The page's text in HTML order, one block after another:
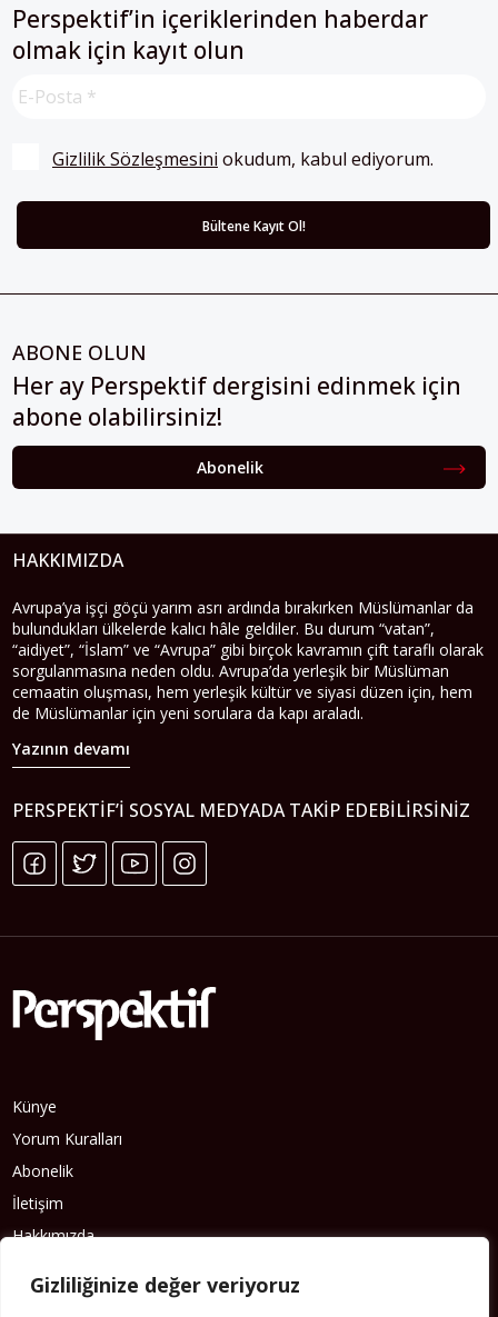
Gizliliğinize değer veriyoruz
Perspektif’in içeriklerinden haberdar
olmak için kayıt olun
Gizlilik Sözleşmesini okudum, kabul ediyorum.
ABONE OLUN
Her ay Perspektif dergisini edinmek için
abone olabilirsiniz!
Abonelik
HAKKIMIZDA
Avrupa’ya işçi göçü yarım asrı ardında bırakırken Müslümanlar da
bulundukları ülkelerde kalıcı hâle geldiler. Bu durum “vatan”,
“aidiyet”, “İslam” ve “Avrupa” gibi birçok kavramın çift taraflı olarak
sorgulanmasına neden oldu. Avrupa’da yerleşik bir Müslüman
cemaatin oluşması, hem yerleşik kültür ve siyasi düzen için, hem
de Müslümanlar için yeni sorulara da kapı araladı.
Yazının devamı
PERSPEKTIF’I SOSYAL MEDYADA TAKIP EDEBILIRSINIZ
Künye
Yorum Kuralları
Abonelik
İletişim
Hakkımızda
Erişilebilirlik